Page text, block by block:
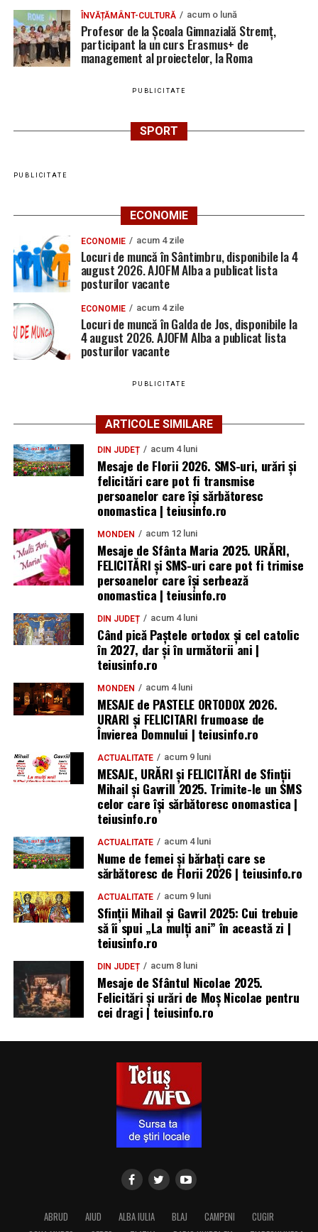
ÎNVĂȚĂMÂNT-CULTURĂ acum o lună
Profesor de la Școala Gimnazială Stremț,
participant la un curs Erasmus+ de
management al proiectelor, la Roma
PUBLICITATE
SPORT
PUBLICITATE
ECONOMIE
ECONOMIE acum 4 zile
Locuri de muncă în Sântimbru, disponibile la 4
august 2026. AJOFM Alba a publicat lista
posturilor vacante
ECONOMIE acum 4 zile
Locuri de muncă în Galda de Jos, disponibile la
4 august 2026. AJOFM Alba a publicat lista
posturilor vacante
PUBLICITATE
ARTICOLE SIMILARE
DIN JUDEȚ acum 4 luni
Mesaje de Florii 2026. SMS-uri, urări și
felicitări care pot fi transmise
persoanelor care îşi sărbătoresc
onomastica | teiusinfo.ro
MONDEN acum 12 luni
Mesaje de Sfânta Maria 2025. URĂRI,
FELICITĂRI și SMS-uri care pot fi trimise
persoanelor care își serbează
onomastica | teiusinfo.ro
DIN JUDEȚ acum 4 luni
Când pică Paștele ortodox și cel catolic
în 2027, dar și în următorii ani |
teiusinfo.ro
MONDEN acum 4 luni
MESAJE de PASTELE ORTODOX 2026.
URARI și FELICITARI frumoase de
Învierea Domnului | teiusinfo.ro
ACTUALITATE acum 9 luni
MESAJE, URĂRI și FELICITĂRI de Sfinții
Mihail și Gavrill 2025. Trimite-le un SMS
celor care își sărbătoresc onomastica |
teiusinfo.ro
ACTUALITATE acum 4 luni
Nume de femei și bărbați care se
sărbătoresc de Florii 2026 | teiusinfo.ro
ACTUALITATE acum 9 luni
Sfinții Mihail și Gavril 2025: Cui trebuie
să îi spui „La mulţi ani” în această zi |
teiusinfo.ro
DIN JUDEȚ acum 8 luni
Mesaje de Sfântul Nicolae 2025.
Felicitări și urări de Moș Nicolae pentru
cei dragi | teiusinfo.ro
ABRUD AIUD ALBA IULIA BLAJ CAMPENI
CUGIR